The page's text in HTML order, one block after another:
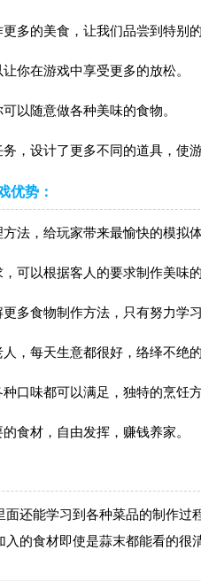
多的美食，让我们品尝到特别的
你在游戏中享受更多的放松。
以随意做各种美味的食物。
，设计了更多不同的道具，使游
优势：
法，给玩家带来最愉快的模拟体
可以根据客人的要求制作美味的
多食物制作方法，只有努力学
，每天生意都很好，络绎不绝的
口味都可以满足，独特的烹饪方
食材，自由发挥，赚钱养家。
还能学习到各种菜品的制作
的食材即使是蒜末都能看的很